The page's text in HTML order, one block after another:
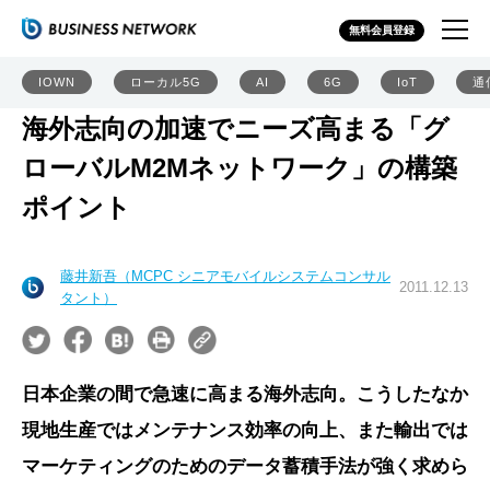
無料会員登録
IOWN ローカル5G AI 6G IoT 通
海外志向の加速でニーズ高まる「グ
ローバルM2Mネットワーク」の構築
ポイント
藤井新吾（MCPC シニアモバイルシステムコンサル
タント）
2011.12.13
日本企業の間で急速に高まる海外志向。こうしたなか
現地生産ではメンテナンス効率の向上、また輸出では
マーケティングのためのデータ蓄積手法が強く求めら